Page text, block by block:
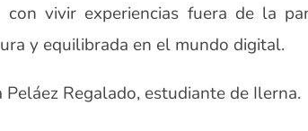
vivir experiencias fuera de la
y equilibrada en el mundo digital.
Regalado, estudiante de Ilerna.